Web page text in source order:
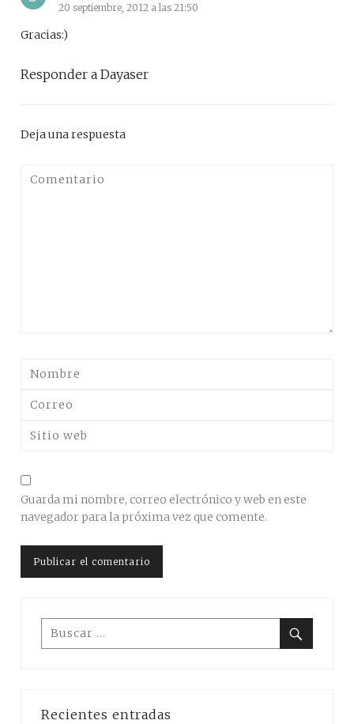
20 septiembre, 2012 a las 21:50
Gracias:)
Responder a Dayaser
Deja una respuesta
Guarda mi nombre, correo electrónico y web en este
navegador para la próxima vez que comente.
Buscar:
Recientes entradas